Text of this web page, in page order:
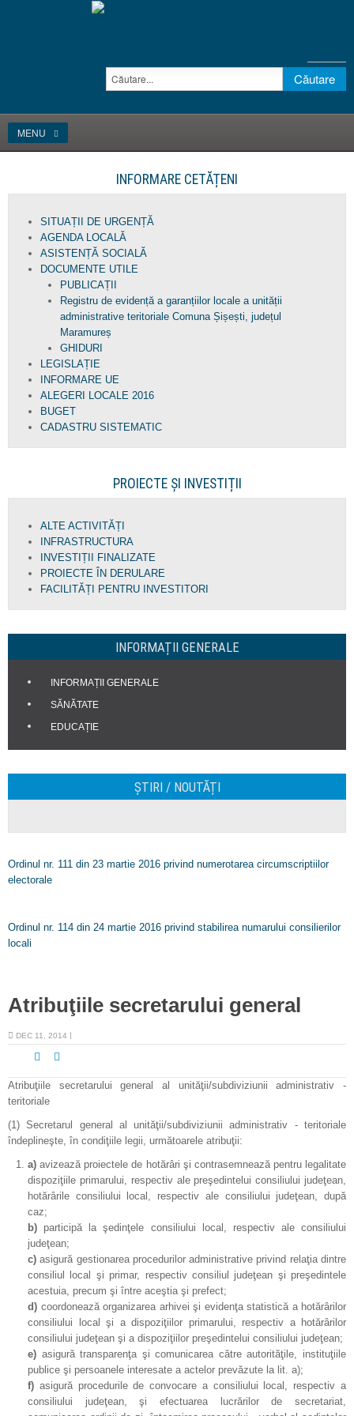
MENU
INFORMARE CETĂȚENI
SITUAȚII DE URGENȚĂ
AGENDA LOCALĂ
ASISTENȚĂ SOCIALĂ
DOCUMENTE UTILE
PUBLICAȚII
Registru de evidență a garanțiilor locale a unității
administrative teritoriale Comuna Șișești, județul
Maramureș
GHIDURI
LEGISLAȚIE
INFORMARE UE
ALEGERI LOCALE 2016
BUGET
CADASTRU SISTEMATIC
PROIECTE ȘI INVESTIȚII
ALTE ACTIVITĂȚI
INFRASTRUCTURA
INVESTIȚII FINALIZATE
PROIECTE ÎN DERULARE
FACILITĂȚI PENTRU INVESTITORI
INFORMAȚII GENERALE
INFORMAȚII GENERALE
SĂNĂTATE
EDUCAȚIE
ȘTIRI / NOUTĂȚI
Ordinul nr. 111 din 23 martie 2016 privind numerotarea circumscriptiilor
electorale
Ordinul nr. 114 din 24 martie 2016 privind stabilirea numarului consilierilor
locali
Atribuţiile secretarului general
DEC 11, 2014
Atribuţiile secretarului general al unităţii/subdiviziunii administrativ -
teritoriale
(1) Secretarul general al unităţii/subdiviziunii administrativ - teritoriale
îndeplineşte, în condiţiile legii, următoarele atribuţii:
a) avizează proiectele de hotărâri şi contrasemnează pentru legalitate
dispoziţiile primarului, respectiv ale preşedintelui consiliului judeţean,
hotărârile consiliului local, respectiv ale consiliului judeţean, după
caz;
b) participă la şedinţele consiliului local, respectiv ale consiliului
judeţean;
c) asigură gestionarea procedurilor administrative privind relaţia dintre
consiliul local şi primar, respectiv consiliul judeţean şi preşedintele
acestuia, precum şi între aceştia şi prefect;
d) coordonează organizarea arhivei şi evidenţa statistică a hotărârilor
consiliului local şi a dispoziţiilor primarului, respectiv a hotărârilor
consiliului judeţean şi a dispoziţiilor preşedintelui consiliului judeţean;
e) asigură transparenţa şi comunicarea către autorităţile, instituţiile
publice şi persoanele interesate a actelor prevăzute la lit. a);
f) asigură procedurile de convocare a consiliului local, respectiv a
consiliului judeţean, şi efectuarea lucrărilor de secretariat,